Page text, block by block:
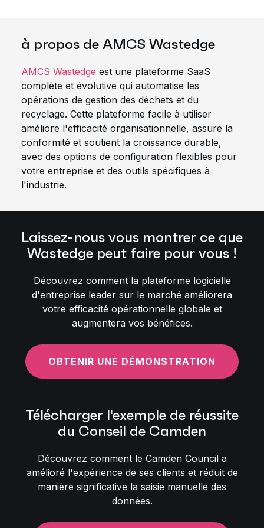
à propos de AMCS Wastedge
AMCS Wastedge est une plateforme SaaS
complète et évolutive qui automatise les
opérations de gestion des déchets et du
recyclage. Cette plateforme facile à utiliser
améliore l'efficacité organisationnelle, assure la
conformité et soutient la croissance durable,
avec des options de configuration flexibles pour
votre entreprise et des outils spécifiques à
l'industrie.
Laissez-nous vous montrer ce que
Wastedge peut faire pour vous !
Découvrez comment la plateforme logicielle
d'entreprise leader sur le marché améliorera
votre efficacité opérationnelle globale et
augmentera vos bénéfices.
OBTENIR UNE DÉMONSTRATION
Télécharger l'exemple de réussite
du Conseil de Camden
Découvrez comment le Camden Council a
amélioré l'expérience de ses clients et réduit de
manière significative la saisie manuelle des
données.